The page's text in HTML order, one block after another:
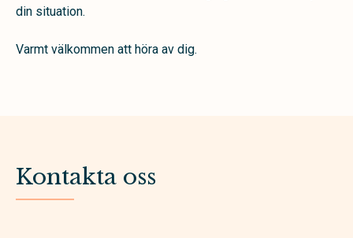
din situation.
Varmt välkommen att höra av dig.
Kontakta oss